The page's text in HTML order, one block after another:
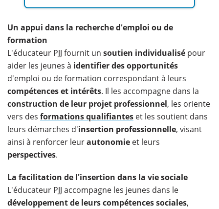
Un appui dans la recherche d'emploi ou de
formation
L'éducateur PJJ fournit un soutien individualisé pour
aider les jeunes à identifier des opportunités
d'emploi ou de formation correspondant à leurs
compétences et intérêts. Il les accompagne dans la
construction de leur projet professionnel, les oriente
vers des formations qualifiantes et les soutient dans
leurs démarches d'insertion professionnelle, visant
ainsi à renforcer leurautonomie et leurs
perspectives.
La facilitation de l'insertion dans la vie sociale
L'éducateur PJJ accompagne les jeunes dans le
développement de leurs compétences sociales,